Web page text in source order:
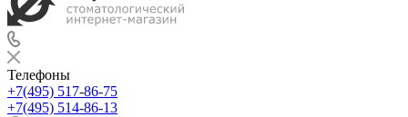
Телефоны
+7(495) 517-86-75
+7(495) 514-86-13